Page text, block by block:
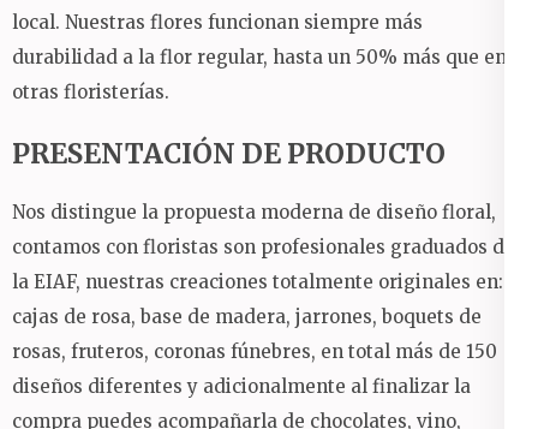
local. Nuestras flores funcionan siempre más
durabilidad a la flor regular, hasta un 50% más que en
otras floristerías.
PRESENTACIÓN DE PRODUCTO
Nos distingue la propuesta moderna de diseño floral,
contamos con floristas son profesionales graduados de
la EIAF, nuestras creaciones totalmente originales en:
cajas de rosa, base de madera, jarrones, boquets de
rosas, fruteros, coronas fúnebres, en total más de 150
diseños diferentes y adicionalmente al finalizar la
compra puedes acompañarla de chocolates, vino,